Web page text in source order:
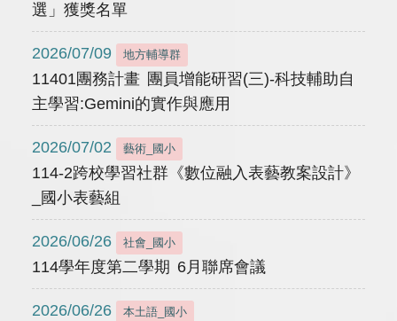
選」獲獎名單
2026/07/09 地方輔導群
11401團務計畫 團員增能研習(三)-科技輔助自
主學習:Gemini的實作與應用
2026/07/02 藝術_國小
114-2跨校學習社群《數位融入表藝教案設計》
_國小表藝組
2026/06/26 社會_國小
114學年度第二學期 6月聯席會議
2026/06/26 本土語_國小